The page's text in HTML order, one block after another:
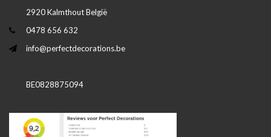
2920 Kalmthout België
0478 656 632
info@perfectdecorations.be
BE0828875094